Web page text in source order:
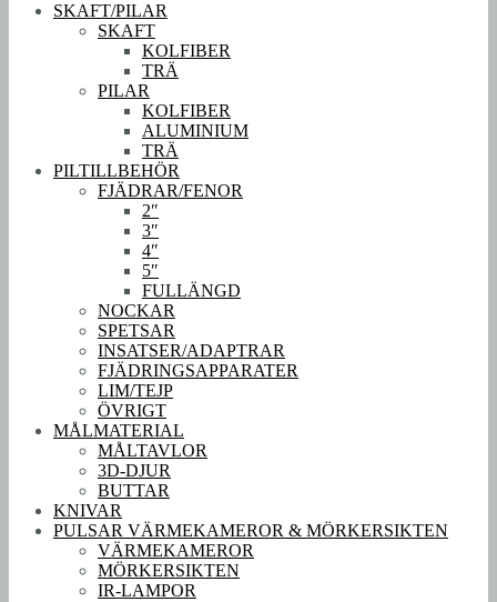
SKAFT/PILAR
SKAFT
KOLFIBER
TRÄ
PILAR
KOLFIBER
ALUMINIUM
TRÄ
PILTILLBEHÖR
FJÄDRAR/FENOR
2″
3″
4″
5″
FULLÄNGD
NOCKAR
SPETSAR
INSATSER/ADAPTRAR
FJÄDRINGSAPPARATER
LIM/TEJP
ÖVRIGT
MÅLMATERIAL
MÅLTAVLOR
3D-DJUR
BUTTAR
KNIVAR
PULSAR VÄRMEKAMEROR & MÖRKERSIKTEN
VÄRMEKAMEROR
MÖRKERSIKTEN
IR-LAMPOR